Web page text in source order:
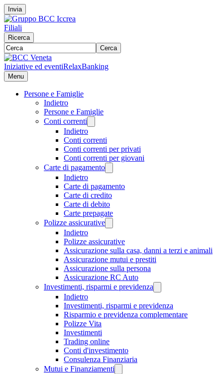
Invia
Filiali
Ricerca
Cerca
Iniziative ed eventiRelaxBanking
Menu
Persone e Famiglie
Indietro
Persone e Famiglie
Conti correnti
Indietro
Conti correnti
Conti correnti per privati
Conti correnti per giovani
Carte di pagamento
Indietro
Carte di pagamento
Carte di credito
Carte di debito
Carte prepagate
Polizze assicurative
Indietro
Polizze assicurative
Assicurazione sulla casa, danni a terzi e animali
Assicurazione mutui e prestiti
Assicurazione sulla persona
Assicurazione RC Auto
Investimenti, risparmi e previdenza
Indietro
Investimenti, risparmi e previdenza
Risparmio e previdenza complementare
Polizze Vita
Investimenti
Trading online
Conti d'investimento
Consulenza Finanziaria
Mutui e Finanziamenti